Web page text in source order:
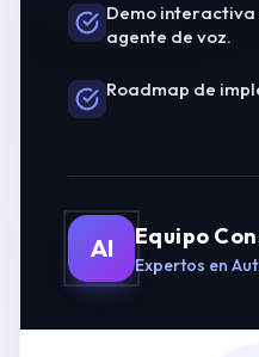
Demo interactiva
agente de voz.
Roadmap de
AI Equipo
Expertos en